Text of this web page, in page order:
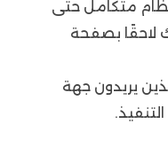
متكامل حتى
لاحقًا بصفحة
يريدون جهة